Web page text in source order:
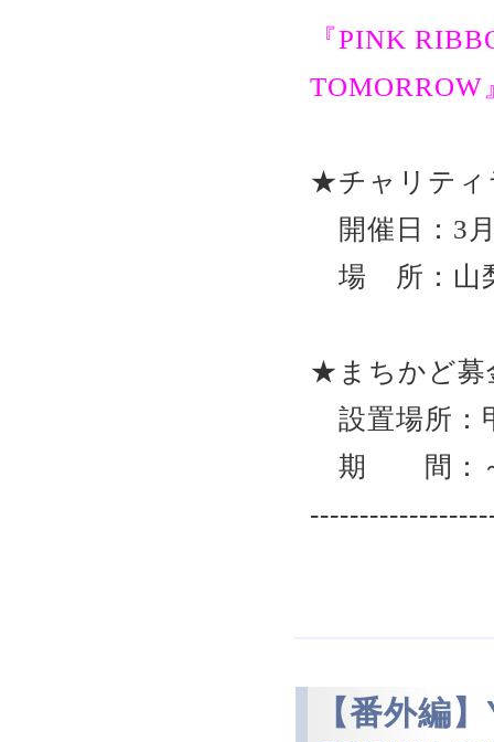
『PINK
TOMORROW
★チャリティ
開催日：3
場 所：山
★まちかど募
設置場所：
期 間：～
【番外編